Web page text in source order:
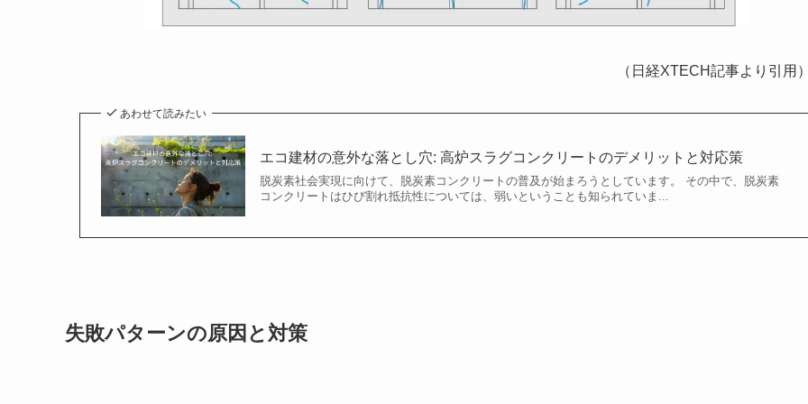
（日経XTECH記事より引用
あわせて読みたい
エコ建材の意外な落とし穴: 高炉スラグコンクリートのデメリットと対応策
脱炭素社会実現に向けて、脱炭素コンクリートの普及が始まろうとしています。 その中で、脱炭素
コンクリートはひび割れ抵抗性については、弱いということも知られていま...
失敗パターンの原因と対策